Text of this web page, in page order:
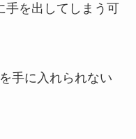
手を出してしまう可
手に入れられない